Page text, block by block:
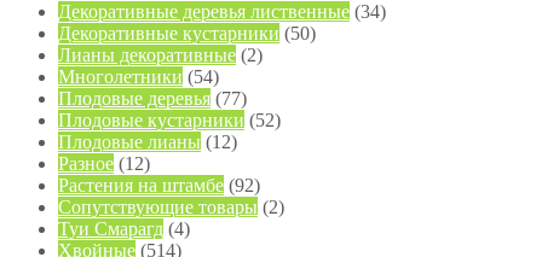
Декоративные деревья лиственные (34)
Декоративные кустарники (50)
Лианы декоративные (2)
Многолетники (54)
Плодовые деревья (77)
Плодовые кустарники (52)
Плодовые лианы (12)
Разное (12)
Растения на штамбе (92)
Сопутствующие товары (2)
Туи Смарагд (4)
Хвойные (514)